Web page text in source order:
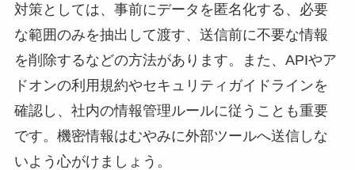
対策としては、事前にデータを匿名化する、必要
な範囲のみを抽出して渡す、送信前に不要な情報
を削除するなどの方法があります。また、APIやア
ドオンの利用規約やセキュリティガイドラインを
確認し、社内の情報管理ルールに従うことも重要
です。機密情報はむやみに外部ツールへ送信しな
いよう心がけましょう。